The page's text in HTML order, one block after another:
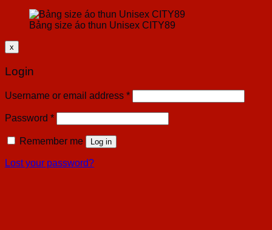
Bảng size áo thun Unisex CITY89
x
Login
Username or email address *
Password *
Remember me Log in
Lost your password?